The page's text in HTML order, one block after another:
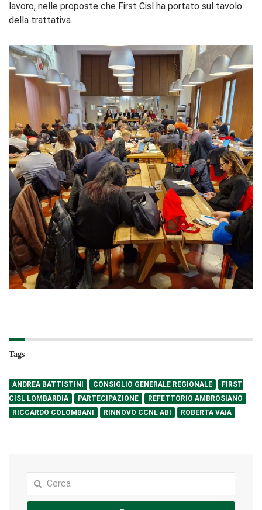
lavoro, nelle proposte che First Cisl ha portato sul tavolo
della trattativa.
Tags
ANDREA BATTISTINI CONSIGLIO GENERALE REGIONALE
FIRST
CISL LOMBARDIA
PARTECIPAZIONE
REFETTORIO AMBROSIANO
RICCARDO COLOMBANI
RINNOVO CCNL ABI ROBERTA VAIA